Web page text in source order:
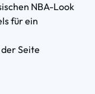
NBA-Look
für ein
Seite